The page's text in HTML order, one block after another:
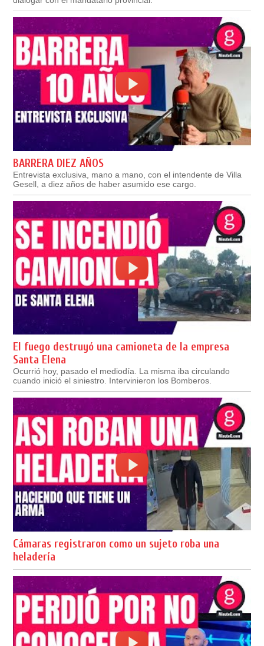
BARRERA DIEZ AÑOS
Entrevista exclusiva, mano a mano, con el intendente de Villa
Gesell, a diez años de haber asumido ese cargo.
El fuego destruyó una camioneta de la empresa
Santa Elena
Ocurrió hoy, pasado el mediodía. La misma iba circulando
cuando inició el siniestro. Intervinieron los Bomberos.
Cámaras registraron como un sujeto roba una
heladería